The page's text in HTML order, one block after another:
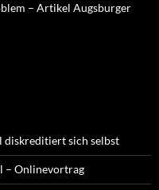
– Artikel Augsburger
diskreditiert sich selbst
– Onlinevortrag